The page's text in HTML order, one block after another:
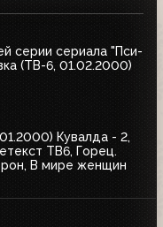
серии сериала "Пси-
(ТВ-6, 01.02.2000)
Кувалда - 2,
ТВ6, Горец.
В мире женщин